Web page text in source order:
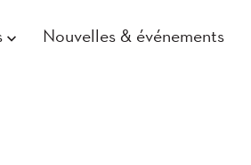
Nouvelles & événements